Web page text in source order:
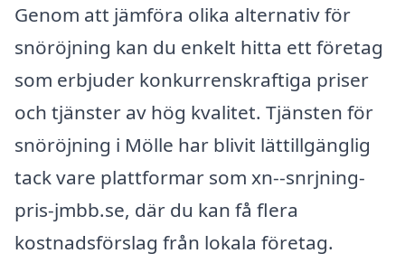
Genom att jämföra olika alternativ för
snöröjning kan du enkelt hitta ett företag
som erbjuder konkurrenskraftiga priser
och tjänster av hög kvalitet. Tjänsten för
snöröjning i Mölle har blivit lättillgänglig
tack vare plattformar som xn--snrjning-
pris-jmbb.se, där du kan få flera
kostnadsförslag från lokala företag.